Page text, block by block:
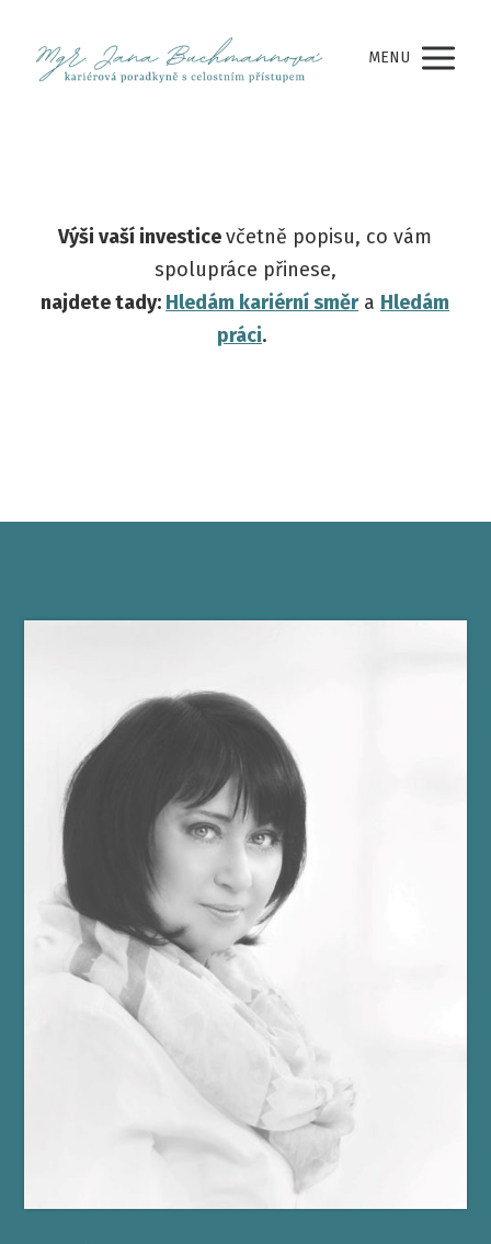
MENU
Výši vaší investicevčetně popisu, co vám
spolupráce přinese,
najdete tady: Hledám kariérní směra Hledám
práci.